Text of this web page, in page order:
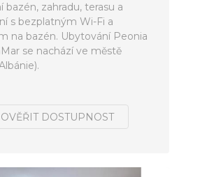
bazén, zahradu, terasu a
s bezplatným Wi-Fi a
na bazén. Ubytování Peonia
se nachází ve městě
OVĚŘIT DOSTUPNOST